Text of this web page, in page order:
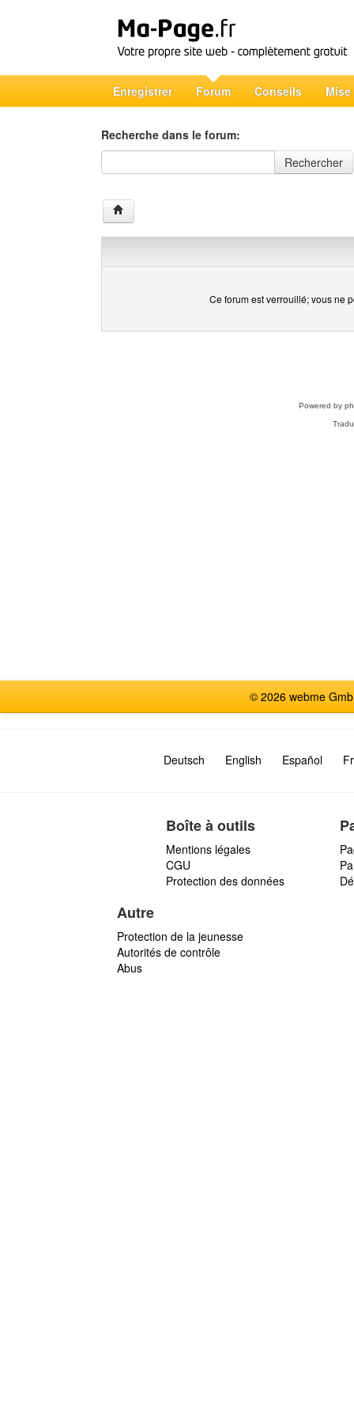
Enregistrer Forum Conseils Mise
Recherche dans le forum:
Recherche dans le forum
Rechercher
Ce forum est verrouillé; vous ne
Powered by
© 2026 webme
Deutsch English Español
Boîte à outils
Mentions légales
CGU
Protection des données
Autre
Protection de la jeunesse
Autorités de contrôle
Abus